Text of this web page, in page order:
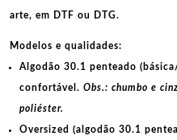
arte, em DTF ou DTG.
Modelos e qualidades:
Algodão 30.1 penteado
confortável. Obs.: chumbo e
poliéster.
Oversized (algodão 30.1